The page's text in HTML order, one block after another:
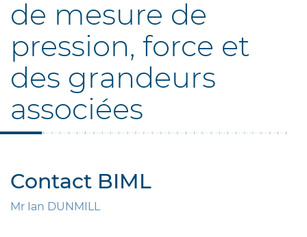
de mesure de
pression, force et
des grandeurs
associées
Contact BIML
Mr Ian DUNMILL